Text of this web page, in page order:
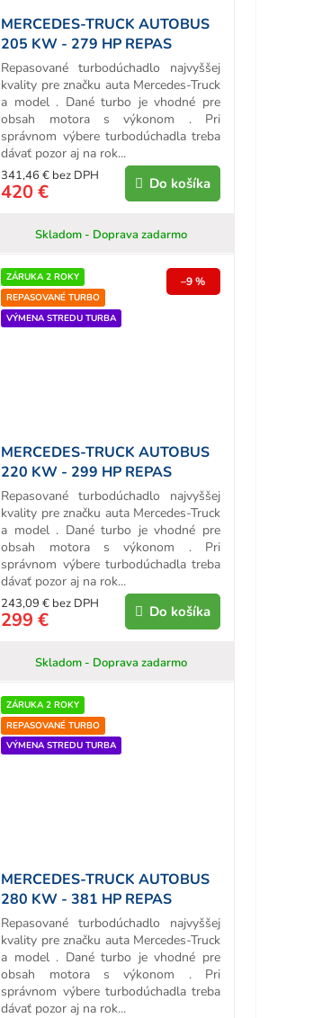
MERCEDES-TRUCK AUTOBUS
205 KW - 279 HP REPAS
TURBA
Skladom - Doprava zadarmo
341,46 € bez DPH
420 € Do košíka
Repasované turbodúchadlo najvyššej
kvality pre značku auta Mercedes-Truck
a model . Dané turbo je vhodné pre
obsah motora s výkonom . Pri
správnom výbere turbodúchadla treba
dávať pozor aj na rok...
ZÁRUKA 2 ROKY
REPASOVANÉ TURBO
VÝMENA STREDU TURBA
–9 %
MERCEDES-TRUCK AUTOBUS
220 KW - 299 HP REPAS
TURBA
Skladom - Doprava zadarmo
243,09 € bez DPH
299 € Do košíka
Repasované turbodúchadlo najvyššej
kvality pre značku auta Mercedes-Truck
a model . Dané turbo je vhodné pre
obsah motora s výkonom . Pri
správnom výbere turbodúchadla treba
dávať pozor aj na rok...
ZÁRUKA 2 ROKY
REPASOVANÉ TURBO
VÝMENA STREDU TURBA
MERCEDES-TRUCK AUTOBUS
280 KW - 381 HP REPAS
TURBA
Repasované turbodúchadlo najvyššej
kvality pre značku auta Mercedes-Truck
a model . Dané turbo je vhodné pre
obsah motora s výkonom . Pri
správnom výbere turbodúchadla treba
dávať pozor aj na rok...